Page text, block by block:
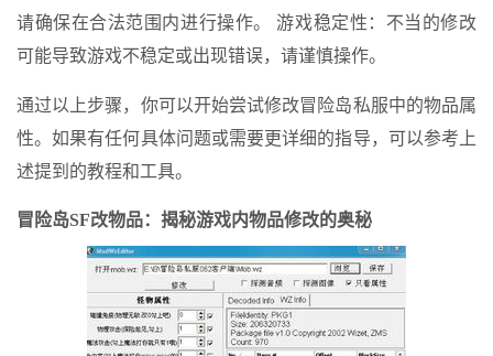
请确保在合法范围内进行操作。 游戏稳定性：不当的修改
可能导致游戏不稳定或出现错误，请谨慎操作。
通过以上步骤，你可以开始尝试修改冒险岛私服中的物品属
性。如果有任何具体问题或需要更详细的指导，可以参考上
述提到的教程和工具。
冒险岛SF改物品：揭秘游戏内物品修改的奥秘